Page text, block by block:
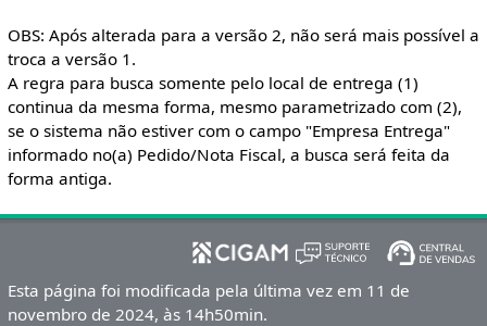
OBS: Após alterada para a versão 2, não será mais possível a
troca a versão 1.
A regra para busca somente pelo local de entrega (1)
continua da mesma forma, mesmo parametrizado com (2),
se o sistema não estiver com o campo "Empresa Entrega"
informado no(a) Pedido/Nota Fiscal, a busca será feita da
forma antiga.
Esta página foi modificada pela última vez em 11 de
novembro de 2024, às 14h50min.